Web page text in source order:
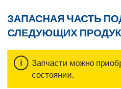
ЗАПАСНАЯ ЧАСТЬ
СЛЕДУЮЩИХ
Запчасти можно
состоянии.